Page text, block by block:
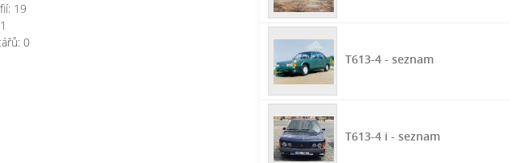
19
1
0
T613-4 - seznam
T613-4 i - seznam